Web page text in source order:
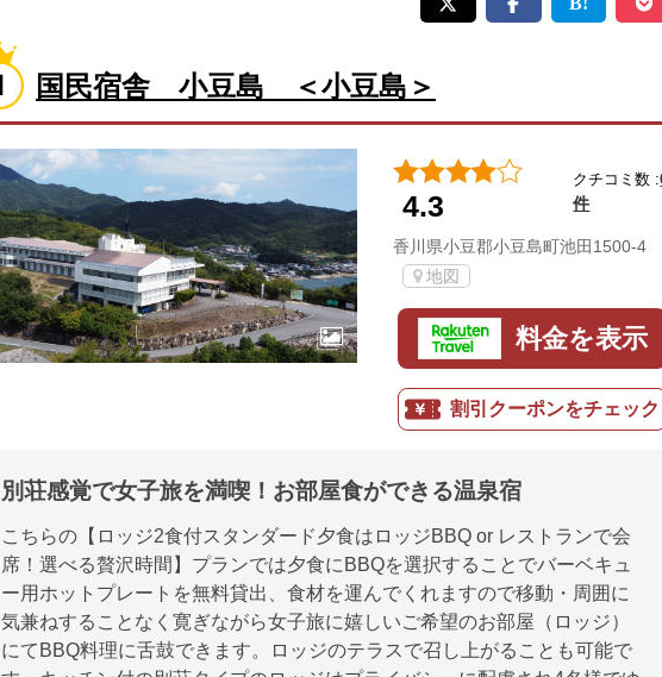
国民宿舎 小豆島 ＜小豆島＞
4.3
クチコミ数 :
件
香川県小豆郡小豆島町池田1500-4
地図
料金を表示
割引クーポンをチェック
別荘感覚で女子旅を満喫！お部屋食ができる温泉宿
こちらの【ロッジ2食付スタンダード夕食はロッジBBQ or レストランで会
席！選べる贅沢時間】プランでは夕食にBBQを選択することでバーベキュ
ー用ホットプレートを無料貸出、食材を運んでくれますので移動・周囲に
気兼ねすることなく寛ぎながら女子旅に嬉しいご希望のお部屋（ロッジ）
にてBBQ料理に舌鼓できます。ロッジのテラスで召し上がることも可能で